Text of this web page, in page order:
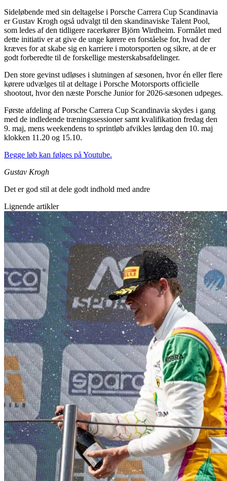
Sideløbende med sin deltagelse i Porsche Carrera Cup Scandinavia
er Gustav Krogh også udvalgt til den skandinaviske Talent Pool,
som ledes af den tidligere racerkører Björn Wirdheim. Formålet med
dette initiativ er at give de unge kørere en forståelse for, hvad der
kræves for at skabe sig en karriere i motorsporten og sikre, at de er
godt forberedte til de forskellige mesterskabsafdelinger.
Den store gevinst udløses i slutningen af sæsonen, hvor én eller flere
kørere udvælges til at deltage i Porsche Motorsports officielle
shootout, hvor den næste Porsche Junior for 2026-sæsonen udpeges.
Første afdeling af Porsche Carrera Cup Scandinavia skydes i gang
med de indledende træningssessioner samt kvalifikation fredag den
9. maj, mens weekendens to sprintløb afvikles lørdag den 10. maj
klokken 11.20 og 15.10.
Begge løb kan følges på Youtube.
Gustav Krogh
Det er god stil at dele godt indhold med andre
Lignende artikler